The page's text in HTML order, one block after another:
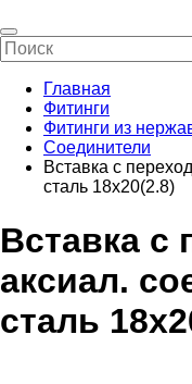
Главная
Фитинги
Фитинги из
Соединители
Вставка с
сталь 18х20(2.8)
Вставка с
аксиал.
сталь